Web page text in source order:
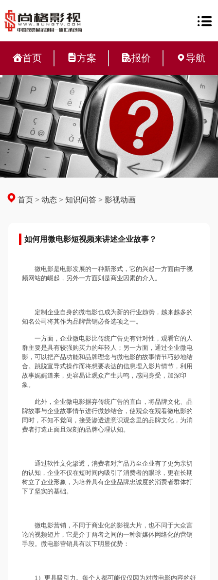
首页 方案 报价 导航
首页 >动态 >知识问答 >影视动画
如何用微电影短视频来讲述企业故事？
微电影是电影发展的一种新形式，它的兴起一方面由于视
频网站的崛起，另外一方面则是商业因素的介入。
定制企业自身的微电影也成为新的行业趋势，越来越多的
知名公司将其作为品牌营销必备选项之一。
一方面，企业微电影比传统广告更有针对性，观看它的人
群主要是具有较强购买力的年轻人；另一方面，通过企业微电
影，可以把产品功能和品牌理念与微电影的故事情节巧妙地结
合。跳脱宣导式操作而将想要表达的信息埋入影片情节，利用
故事娓娓道来，更容易让观众产生共鸣，感同身受，加深印
象。
此外，企业微电影摒弃传统广告的直白，将品牌文化、品
牌故事与企业故事情节进行微妙结合，使观众在观看微电影的
同时，不知不觉间，接受渗透进意识观念里的品牌文化，为消
费者打造正面且深刻的品牌心理认知。
通过软性文化渗透，消费者对产品乃至企业有了更为亲切
的认知，企业不仅在短时间内吸引了消费者的眼球，更在长期
树立了企业形象，为培养具有企业品牌忠诚度的消费者群体打
下了坚实的基础。
微电影营销，不同于商业化的影视大片，也不同于大众言
论的视频短片，它是介于两者之间的一种新媒体网络化的营销
手段。微电影营销具有以下明显优势：
1）更具吸引力。每个人都可能仅仅因为对微电影内容的好